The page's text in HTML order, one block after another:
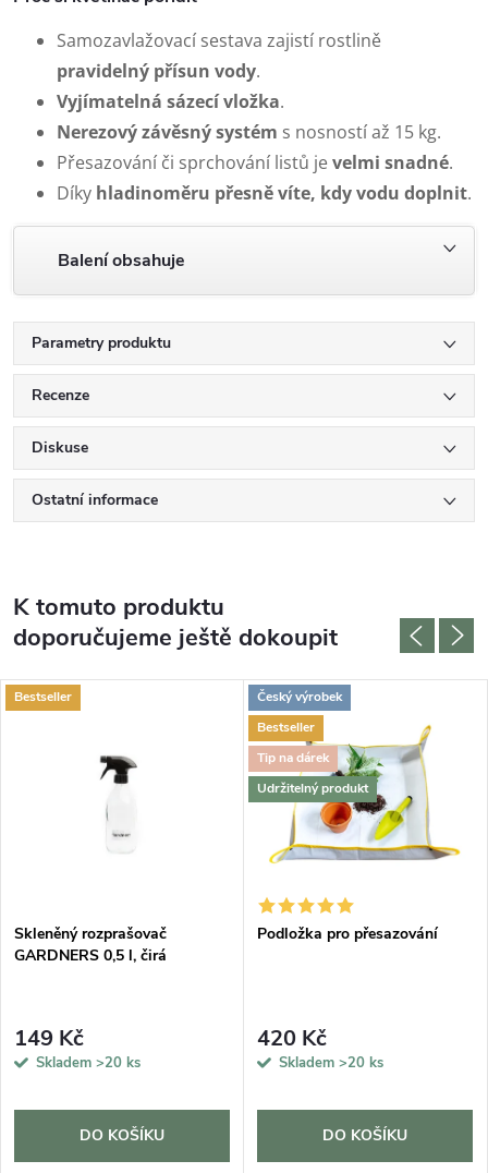
Samozavlažovací sestava zajistí rostlině
pravidelný přísun vody.
Vyjímatelná sázecí vložka.
Nerezový závěsný systém s nosností až 15 kg.
Přesazování či sprchování listů jevelmi snadné.
Díky hladinoměru přesně víte, kdy vodu doplnit.
Balení obsahuje
Parametry produktu
Recenze
Diskuse
Ostatní informace
K tomuto produktu
doporučujeme ještě dokoupit
Bestseller
Skleněný rozprašovač
GARDNERS 0,5 l, čirá
149 Kč
Skladem >20 ks
DO KOŠÍKU
Český výrobek
Bestseller
Tip na dárek
Udržitelný produkt
Podložka pro přesazování
420 Kč
Skladem >20 ks
DO KOŠÍKU